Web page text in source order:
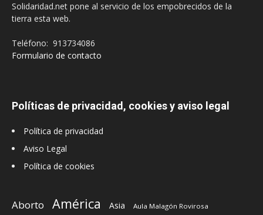
Solidaridad.net pone al servicio de los empobrecidos de la
tierra esta web.
Teléfono: 913734086
Formulario de contacto
Políticas de privacidad, cookies y aviso legal
Política de privacidad
Aviso Legal
Política de cookies
Aborto América Asia Aula Malagón Rovirosa